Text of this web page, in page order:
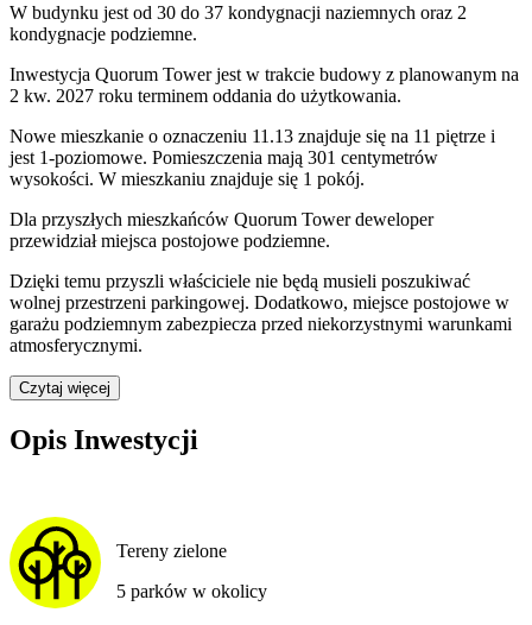
W budynku jest od 30 do 37 kondygnacji naziemnych oraz 2
kondygnacje podziemne.
Inwestycja Quorum Tower jest w trakcie budowy z planowanym na
2 kw. 2027 roku terminem oddania do użytkowania.
Nowe mieszkanie o oznaczeniu 11.13 znajduje się na 11 piętrze i
jest 1-poziomowe. Pomieszczenia mają 301 centymetrów
wysokości. W mieszkaniu znajduje się 1 pokój.
Dla przyszłych mieszkańców Quorum Towerdeweloper
przewidziałmiejsca postojowe podziemne.
Dzięki temu przyszli właściciele nie będą musieli poszukiwać
wolnej przestrzeni parkingowej. Dodatkowo, miejsce postojowe w
garażu podziemnym zabezpiecza przed niekorzystnymi warunkami
atmosferycznymi.
Czytaj więcej
Opis Inwestycji
Tereny zielone
5 parków w okolicy